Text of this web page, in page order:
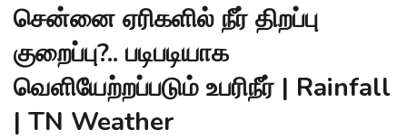
சென்னை ஏரிகளில் நீர் திறப்பு
குறைப்பு?.. படிபடியாக
வெளியேற்றப்படும் உபரிநீர் | Rainfall
| TN Weather